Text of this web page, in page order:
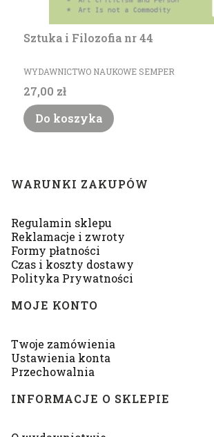
Sztuka i Filozofia nr 44
PRODUCENT
WYDAWNICTWO NAUKOWE SEMPER
Cena
27,00 zł
Do koszyka
Linki w stopce
WARUNKI ZAKUPÓW
Regulamin sklepu
Reklamacje i zwroty
Formy płatności
Czas i koszty dostawy
Polityka Prywatności
MOJE KONTO
Twoje zamówienia
Ustawienia konta
Przechowalnia
INFORMACJE O SKLEPIE